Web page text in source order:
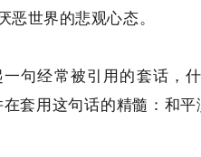
世界的悲观心态。
句经常被引用的套话，
套用这句话的精髓：和